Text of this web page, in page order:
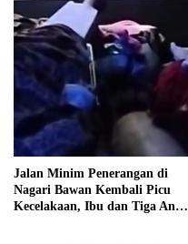
Jalan Minim Penerangan di
Nagari Bawan Kembali Picu
Kecelakaan, Ibu dan Tiga Anak